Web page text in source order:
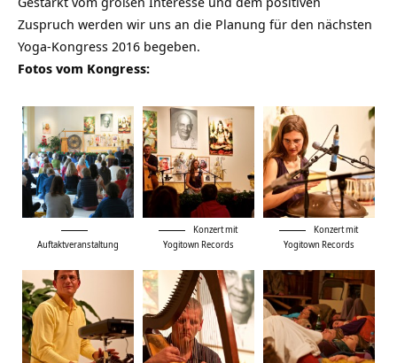
Zuspruch werden wir uns an die Planung für den nächsten
Yoga-Kongress 2016 begeben.
Fotos vom Kongress:
Auftaktveranstaltung
Konzert mit
Yogitown Records
Konzert mit
Yogitown Records